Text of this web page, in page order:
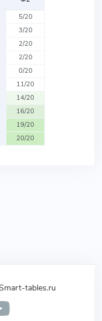
5/20
3/20
2/20
2/20
0/20
11/20
14/20
16/20
19/20
20/20
tables.ru